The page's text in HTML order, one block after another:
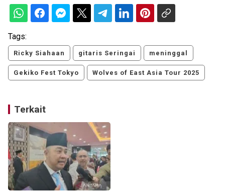
Tags:
Ricky Siahaan gitaris Seringai meninggal
Gekiko Fest Tokyo Wolves of East Asia Tour 2025
Terkait